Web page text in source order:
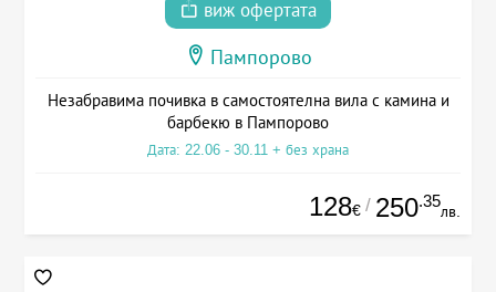
виж офертата
Пампорово
Незабравима почивка в самостоятелна вила с камина и
барбекю в Пампорово
Дата: 22.06 - 30.11 + без храна
128€ / 250.35
лв.